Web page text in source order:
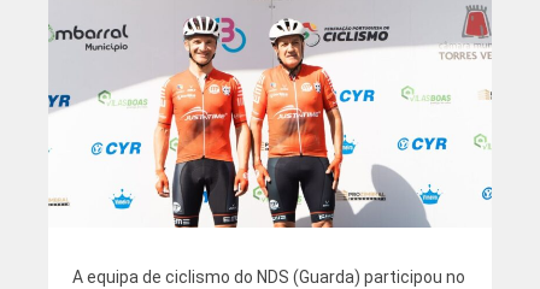
A equipa de ciclismo do NDS (Guarda) participou no